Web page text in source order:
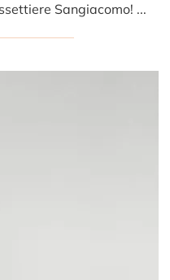
Scopri Comodini design e cassettiere Sangiacomo! Il modello Babila Gruppo Notte realizzato in legno è la scelta ideale.